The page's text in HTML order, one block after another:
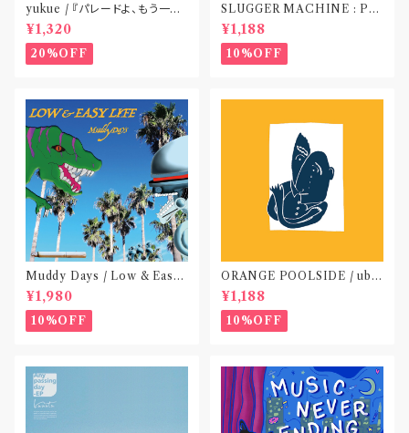
yukue / 『パレードよ、もう一度』
(TAPE)
¥1,320
20%OFF
SLUGGER MACHINE : PE
ACE OUT! / we die if we d
o not do “DIG”(SPLIT CD)
〝横浜&札幌〟
¥1,188
10%OFF
Muddy Days / Low & Easy
Life〝東京〟
¥1,980
10%OFF
ORANGE POOLSIDE / ubu
(CD作品)〝神奈川・厚木〟
¥1,188
10%OFF